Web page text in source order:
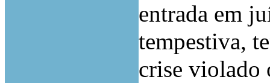
entrada em
tempestiva,
crise violado